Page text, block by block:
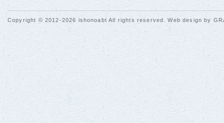
Copyright © 2012-2026 ishonoabt All rights reserved. Web design by